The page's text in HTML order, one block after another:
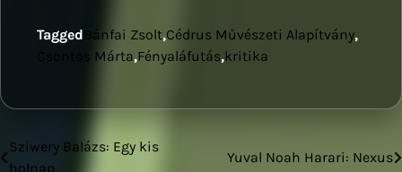
Tagged Bánfai Zsolt,Cédrus Művészeti Alapítvány,
Csontos Márta,Fényaláfutás,kritika
Bejegyzés
Sziwery Balázs: Egy kis
holnap
Yuval Noah Harari: Nexus